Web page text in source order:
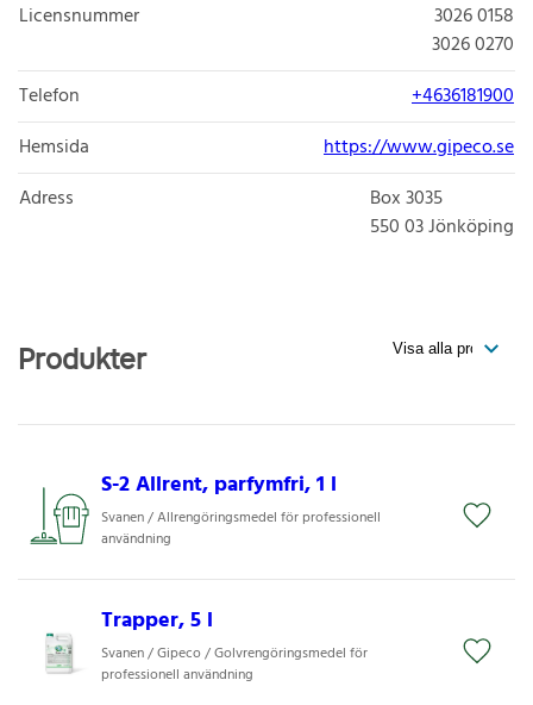
Licensnummer
3026 0158
3026 0270
Telefon
+4636181900
Hemsida
https://www.gipeco.se
Adress
Box 3035
550 03Jönköping
Produkter
S-2 Allrent, parfymfri, 1 l
Svanen / Allrengöringsmedel för professionell
användning
Trapper, 5 l
Svanen / Gipeco / Golvrengöringsmedel för
professionell användning